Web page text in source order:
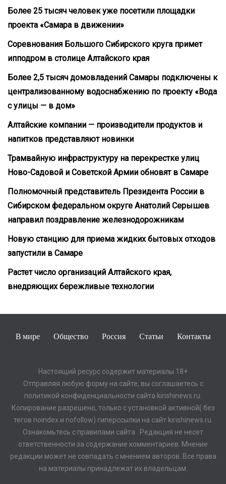
Более 25 тысяч человек уже посетили площадки
проекта «Самара в движении»
Соревнования Большого Сибирского круга примет
ипподром в столице Алтайского края
Более 2,5 тысяч домовладений Самары подключены к
централизованному водоснабжению по проекту «Вода
с улицы — в дом»
Алтайские компании — производители продуктов и
напитков представляют новинки
Трамвайную инфраструктуру на перекрестке улиц
Ново-Садовой и Советской Армии обновят в Самаре
Полномочный представитель Президента России в
Сибирском федеральном округе Анатолий Серышев
направил поздравление железнодорожникам
Новую станцию для приема жидких бытовых отходов
запустили в Самаре
Растет число организаций Алтайского края,
внедряющих бережливые технологии
В мире Общество Россия Статьи Контакты
Настоящий ресурс содержит материалы 18+
Отправляя любую форму на сайте, вы соглашаетесь с
политикой конфиденциальности сайта kirishinews.ru.
Копирование разрешено, только с установкой активной( без
тегов noindex и nofollow) гиперссылки на сайт kirishinews.ru.
Ознакомьтесь с правилами сайта . Редакция не несет
ответственности за содержание комментариев. Мнение
редакции может не совпадать с мнением авторов. Все права
на материалы принадлежат их владельцам.